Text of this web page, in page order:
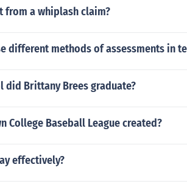
from a whiplash claim?
different methods of assessments in
did Brittany Brees graduate?
College Baseball League created?
effectively?